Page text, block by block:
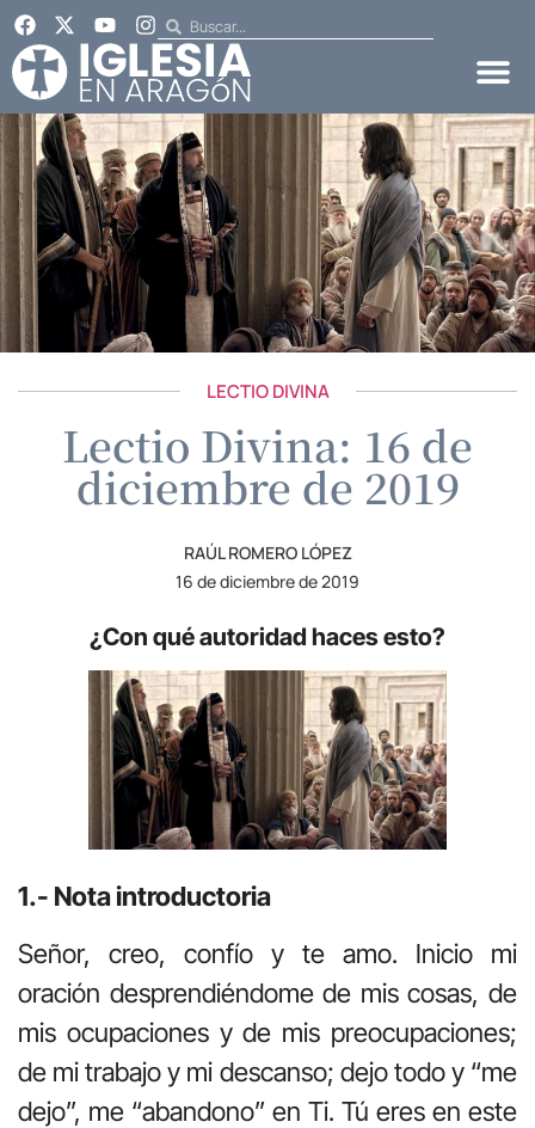
LECTIO DIVINA
Lectio Divina: 16 de
diciembre de 2019
RAÚL ROMERO LÓPEZ
16 de diciembre de 2019
¿Con qué autoridad haces esto?
1.- Nota introductoria
Señor, creo, confío y te amo. Inicio mi
oración desprendiéndome de mis cosas, de
mis ocupaciones y de mis preocupaciones;
de mi trabajo y mi descanso; dejo todo y “me
dejo”, me “abandono” en Ti. Tú eres en este